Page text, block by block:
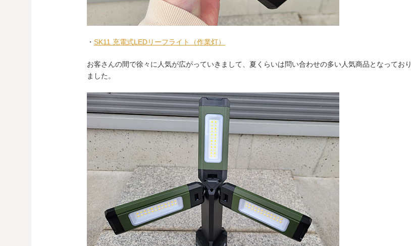
・ SK11 充電式LEDリーフライト（作業灯）
お客さんの間で徐々に人気が広がっていきまして、夏くらいは問い合わせの多い人気商品となっており
ました。